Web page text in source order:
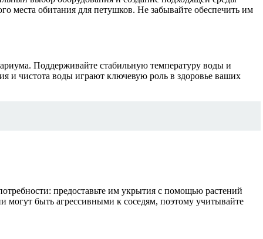
места обитания для петушков. Не забывайте обеспечить им
Поддерживайте стабильную температуру воды и
и чистота воды играют ключевую роль в здоровье ваших
предоставьте им укрытия с помощью растений
быть агрессивными к соседям, поэтому учитывайте